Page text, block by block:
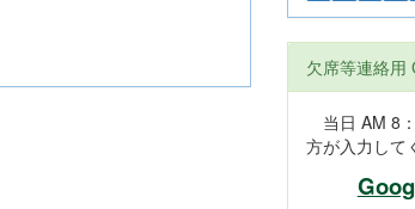
欠席等連絡用
当日 AM 8
方が入力して